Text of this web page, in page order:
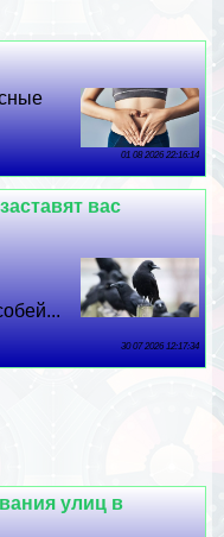
01 08 2026 22:16:14
вас
30 07 2026 12:17:34
улиц в